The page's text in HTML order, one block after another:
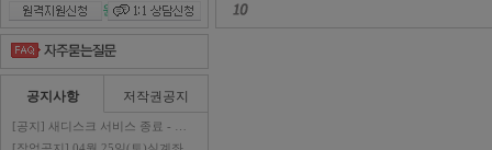
원격지원신청 1대1 상담신청
공지사항 저작권공지